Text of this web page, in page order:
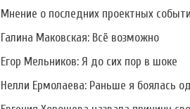
Мнение о последних проектных
Галина Маковская: Всё возможно
Егор Мельников: Я до сих пор в шоке
Нелли Ермолаева: Раньше я боялась